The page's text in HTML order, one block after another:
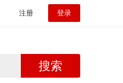
注册 登录
搜索